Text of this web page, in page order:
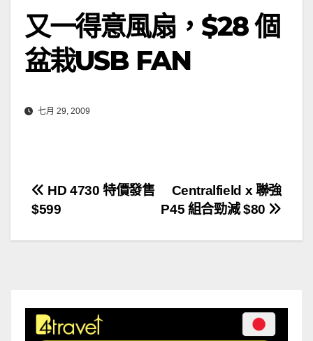
又一得意風扇，$28 個
盆栽USB FAN
七月 29, 2009
文
章
Centralfield x 聯強
P45 組合勁減 $80
HD 4730 特價發售
$599